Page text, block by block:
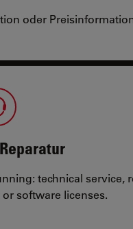
oder
technical service,
software licenses.